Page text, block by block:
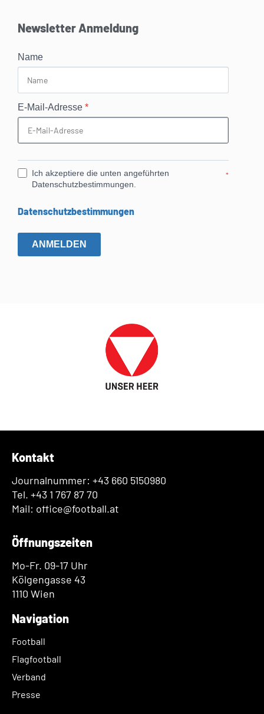
Newsletter Anmeldung
Name
E-Mail-Adresse *
Ich akzeptiere die unten angeführten
Datenschutzbestimmungen.
*
Datenschutzbestimmungen
ANMELDEN
Kontakt
Journalnummer: +43 660 5150980
Tel. +43 1 767 87 70
Mail: office@football.at
Öffnungszeiten
Mo-Fr. 09-17 Uhr
Kölgengasse 43
1110 Wien
Navigation
Football
Flagfootball
Verband
Presse